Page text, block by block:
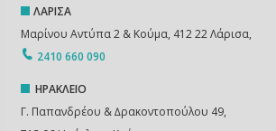
ΛΑΡΙΣΑ
Μαρίνου Αντύπα 2 & Κούμα, 412 22 Λάρισα,
2410 660 090
ΗΡΑΚΛΕΙΟ
Γ. Παπανδρέου & ∆ρακοντοπούλου 49,